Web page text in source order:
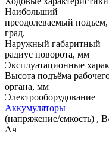
Наибольший
преодолеваемый подъем,
град.
Наружный габаритный
радиус поворота, мм
Эксплуатационные
Высота подъёма
органа, мм
Электрооборудование
Аккумуляторы
(напряжение/емкость) ,
Ач